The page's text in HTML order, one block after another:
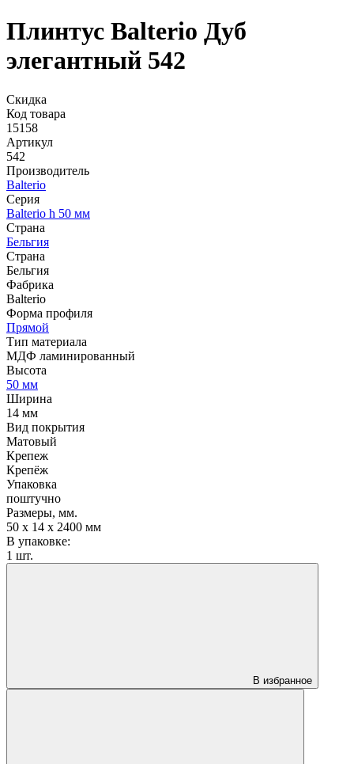
Плинтус Balterio Дуб
элегантный 542
Скидка
Код товара
15158
Артикул
542
Производитель
Balterio
Серия
Balterio h 50 мм
Страна
Бельгия
Страна
Бельгия
Фабрика
Balterio
Форма профиля
Прямой
Тип материала
МДФ ламинированный
Высота
50 мм
Ширина
14 мм
Вид покрытия
Матовый
Крепеж
Крепёж
Упаковка
поштучно
Размеры, мм.
50 х 14 х 2400 мм
В упаковке:
1 шт.
В избранное